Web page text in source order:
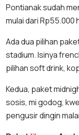
Pontianak sudah
mulai dari Rp55.000
Ada dua pilihan
stadium. Isinya
pilihan soft drink,
Kedua, paket
sosis, mi godog,
pengusir dingin